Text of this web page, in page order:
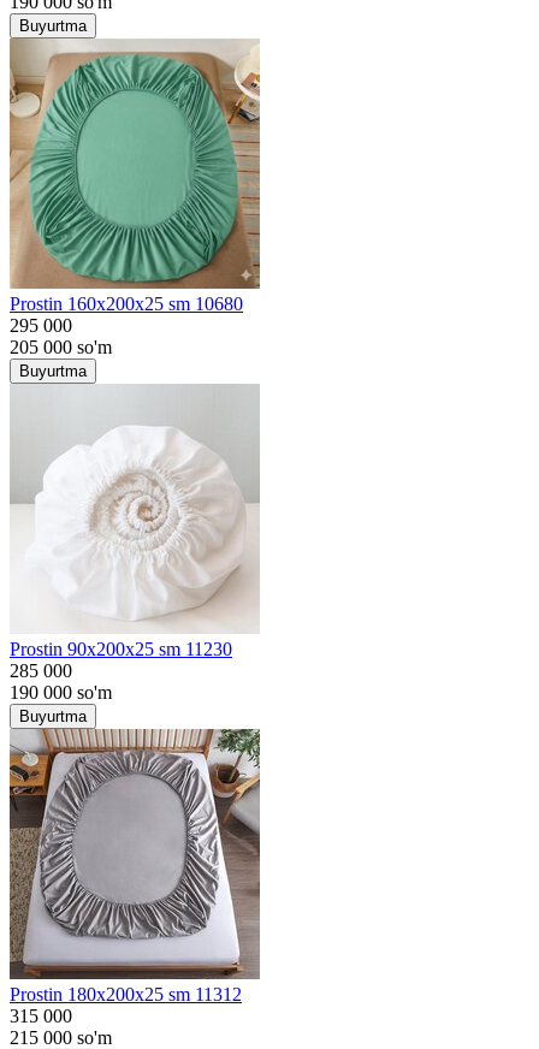
Buyurtma
Prostin 160x200x25 sm 10680
295 000
205 000 so'm
Buyurtma
Prostin 90x200x25 sm 11230
285 000
190 000 so'm
Buyurtma
Prostin 180x200x25 sm 11312
315 000
215 000 so'm